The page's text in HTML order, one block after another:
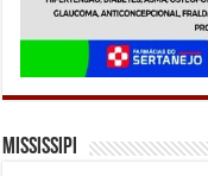
Mississipi